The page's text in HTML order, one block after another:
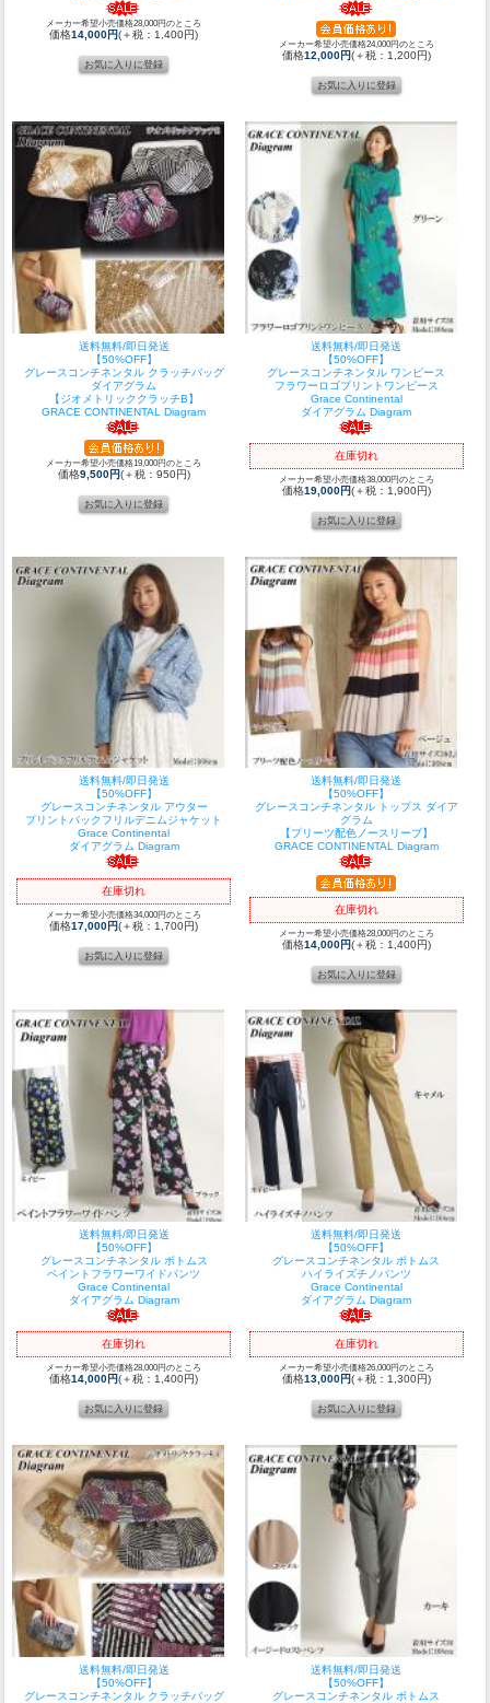
メーカー希望小売価格28,000円のところ
価格14,000円(＋税：1,400円)
メーカー希望小売価格24,000円のところ
価格12,000円(＋税：1,200円)
送料無料/即日発送
【50%OFF】
グレースコンチネンタル クラッチバッグ
ダイアグラム
【ジオメトリッククラッチB】
GRACE CONTINENTAL Diagram
メーカー希望小売価格19,000円のところ
価格9,500円(＋税：950円)
送料無料/即日発送
【50%OFF】
グレースコンチネンタル ワンピース
フラワーロゴプリントワンピース
Grace Continental
ダイアグラム Diagram
在庫切れ
メーカー希望小売価格38,000円のところ
価格19,000円(＋税：1,900円)
送料無料/即日発送
【50%OFF】
グレースコンチネンタル アウター
プリントバックフリルデニムジャケット
Grace Continental
ダイアグラム Diagram
在庫切れ
メーカー希望小売価格34,000円のところ
価格17,000円(＋税：1,700円)
送料無料/即日発送
【50%OFF】
グレースコンチネンタル トップス ダイア
グラム
【プリーツ配色ノースリーブ】
GRACE CONTINENTAL Diagram
在庫切れ
メーカー希望小売価格28,000円のところ
価格14,000円(＋税：1,400円)
送料無料/即日発送
【50%OFF】
グレースコンチネンタル ボトムス
ペイントフラワーワイドパンツ
Grace Continental
ダイアグラム Diagram
在庫切れ
メーカー希望小売価格28,000円のところ
価格14,000円(＋税：1,400円)
送料無料/即日発送
【50%OFF】
グレースコンチネンタル ボトムス
ハイライズチノパンツ
Grace Continental
ダイアグラム Diagram
在庫切れ
メーカー希望小売価格26,000円のところ
価格13,000円(＋税：1,300円)
送料無料/即日発送
【50%OFF】
グレースコンチネンタル クラッチバッグ
送料無料/即日発送
【50%OFF】
グレースコンチネンタル ボトムス